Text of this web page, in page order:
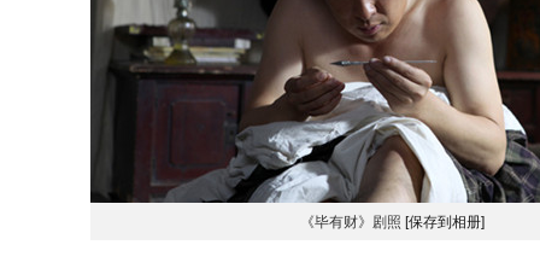
《毕有财》剧照 [保存到相册]